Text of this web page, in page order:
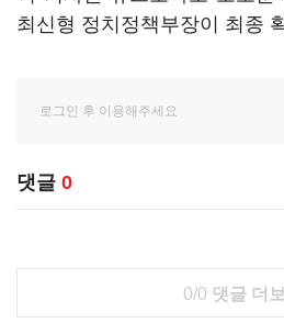
최신형 정치정책부장이 최종
댓글 0
0/0 댓글 더보